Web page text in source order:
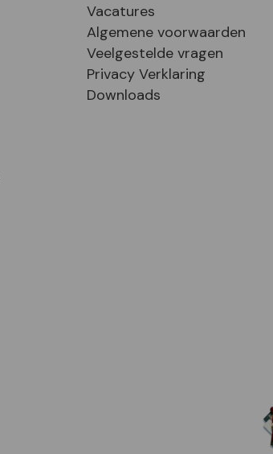
Vacatures
Algemene voorwaarden
Veelgestelde vragen
Privacy Verklaring
Downloads